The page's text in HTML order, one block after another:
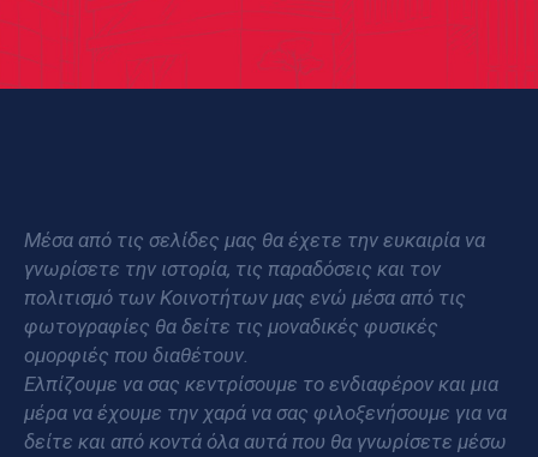
Μέσα από τις σελίδες μας θα έχετε την ευκαιρία να
γνωρίσετε την ιστορία, τις παραδόσεις και τον
πολιτισμό των Κοινοτήτων μας ενώ μέσα από τις
φωτογραφίες θα δείτε τις μοναδικές φυσικές
ομορφιές που διαθέτουν.
Ελπίζουμε να σας κεντρίσουμε το ενδιαφέρον και μια
μέρα να έχουμε την χαρά να σας φιλοξενήσουμε για να
δείτε και από κοντά όλα αυτά που θα γνωρίσετε μέσω